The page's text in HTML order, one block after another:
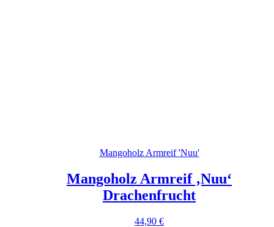
Mangoholz Armreif 'Nuu'
Mangoholz Armreif ‚Nuu‘
Drachenfrucht
44,90 €